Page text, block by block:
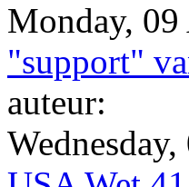
Monday,
"support"
auteur: